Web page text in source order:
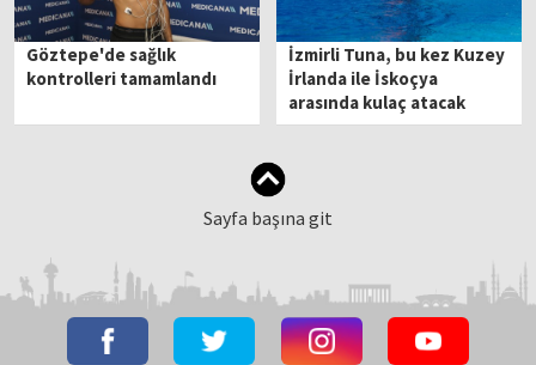
Göztepe'de sağlık
kontrolleri tamamlandı
İzmirli Tuna, bu kez Kuzey
İrlanda ile İskoçya
arasında kulaç atacak
Sayfa başına git